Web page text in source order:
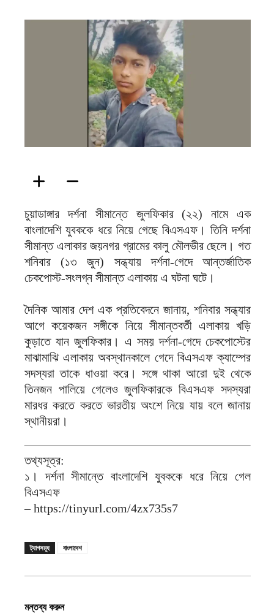
চুয়াডাঙ্গার দর্শনা সীমান্তে জুলফিকার (২২) নামে এক
বাংলাদেশি যুবককে ধরে নিয়ে গেছে বিএসএফ। তিনি দর্শনা
সীমান্ত এলাকার জয়নগর গ্রামের কালু মৌলভীর ছেলে। গত
শনিবার (১৩ জুন) সন্ধ্যায় দর্শনা-গেদে আন্তর্জাতিক
চেকপোস্ট-সংলগ্ন সীমান্ত এলাকায় এ ঘটনা ঘটে।
দৈনিক আমার দেশ এক প্রতিবেদনে জানায়, শনিবার সন্ধ্যার
আগে কয়েকজন সঙ্গীকে নিয়ে সীমান্তবর্তী এলাকায় খড়ি
কুড়াতে যান জুলফিকার। এ সময় দর্শনা-গেদে চেকপোস্টের
মাঝামাঝি এলাকায় অবস্থানকালে গেদে বিএসএফ ক্যাম্পের
সদস্যরা তাকে ধাওয়া করে। সঙ্গে থাকা আরো দুই থেকে
তিনজন পালিয়ে গেলেও জুলফিকারকে বিএসএফ সদস্যরা
মারধর করতে করতে ভারতীয় অংশে নিয়ে যায় বলে জানায়
স্থানীয়রা।
তথ্যসূত্র:
১। দর্শনা সীমান্তে বাংলাদেশি যুবককে ধরে নিয়ে গেল
বিএসএফ
– https://tinyurl.com/4zx735s7
ট্যাগসমূহ বাংলাদেশ
মন্তব্য করুন